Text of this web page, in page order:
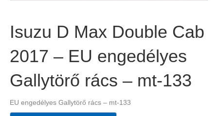
Isuzu D Max Double Cab
2017 – EU engedélyes
Gallytörő rács – mt-133
EU engedélyes Gallytörő rács – mt-133